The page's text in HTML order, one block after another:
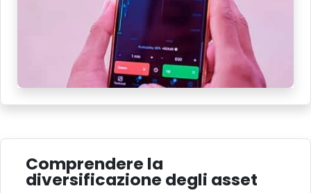
Comprendere la
diversificazione degli asset